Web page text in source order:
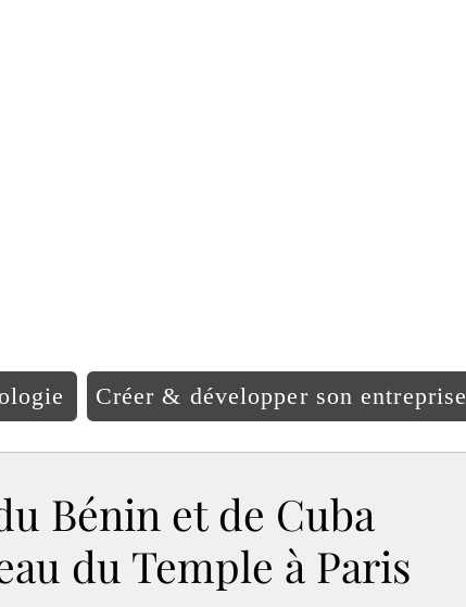
Créer & développer son entreprise
Bénin et de Cuba
du Temple à Paris